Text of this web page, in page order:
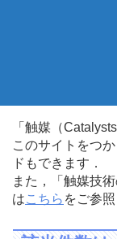
「触媒（
このサイトをつ
ドもできます．
また，「触媒技
はこちら をご参照